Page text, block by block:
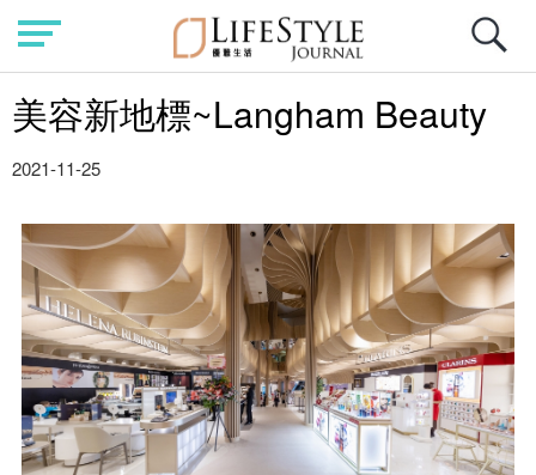
美容新地標~Langham Beauty
2021-11-25